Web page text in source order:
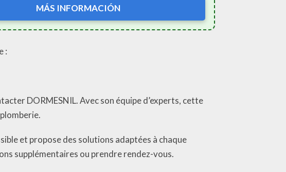
MÁS INFORMACIÓN
:
DORMESNIL. Avec son équipe d’experts, cette
et propose des solutions adaptées à chaque
supplémentaires ou prendre rendez-vous.